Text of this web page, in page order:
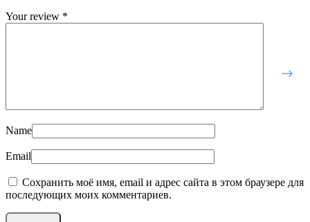
Your review *
Name
Email
Сохранить моё имя, email и адрес сайта в этом браузере для
последующих моих комментариев.